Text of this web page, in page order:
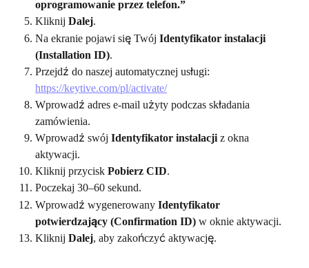
oprogramowanie przez telefon.”
Kliknij Dalej.
Na ekranie pojawi się Twój Identyfikator instalacji
(Installation ID).
Przejdź do naszej automatycznej usługi:
https://keytive.com/pl/activate/
Wprowadź adres e-mail użyty podczas składania
zamówienia.
Wprowadź swój Identyfikator instalacji z okna
aktywacji.
Kliknij przycisk Pobierz CID.
Poczekaj 30–60 sekund.
Wprowadź wygenerowany Identyfikator
potwierdzający (Confirmation ID) w oknie aktywacji.
Kliknij Dalej, aby zakończyć aktywację.